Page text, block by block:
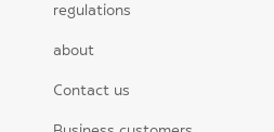
regulations
about
Contact us